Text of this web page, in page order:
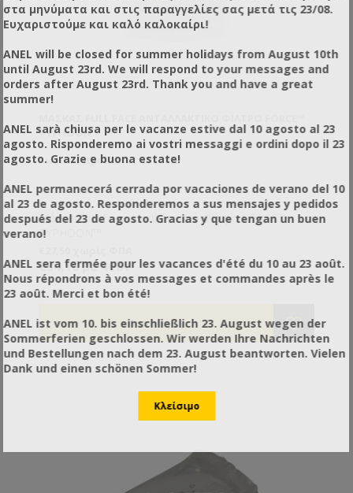
TYPHOON™
Κωδικός προϊόντος: SP60033
Μάσκας Full Face Ανταλλακτικό Φίλτρο FORCE™
TYPHOON™
€34,10 με ΦΠΑ
στα μηνύματα και στις παραγγελίες σας μετά τις 23/08.
Ευχαριστούμε και καλό καλοκαίρι!
ANEL will be closed for summer holidays from August 10th
until August 23rd. We will respond to your messages and
orders after August 23rd. Thank you and have a great
summer!
ANEL sarà chiusa per le vacanze estive dal 10 agosto al 23
agosto. Risponderemo ai vostri messaggi e ordini dopo il 23
agosto. Grazie e buona estate!
ANEL permanecerá cerrada por vacaciones de verano del 10
al 23 de agosto. Responderemos a sus mensajes y pedidos
después del 23 de agosto. Gracias y que tengan un buen
verano!
ANEL sera fermée pour les vacances d'été du 10 au 23 août.
Nous répondrons à vos messages et commandes après le
23 août. Merci et bon été!
ANEL ist vom 10. bis einschließlich 23. August wegen der
Sommerferien geschlossen. Wir werden Ihre Nachrichten
und Bestellungen nach dem 23. August beantworten. Vielen
Dank und einen schönen Sommer!